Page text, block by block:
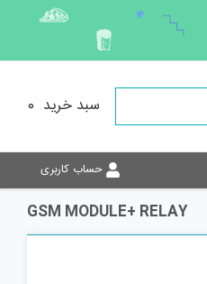
سبد خرید 0
حساب کاربری
GSM MODULE+ RELAY